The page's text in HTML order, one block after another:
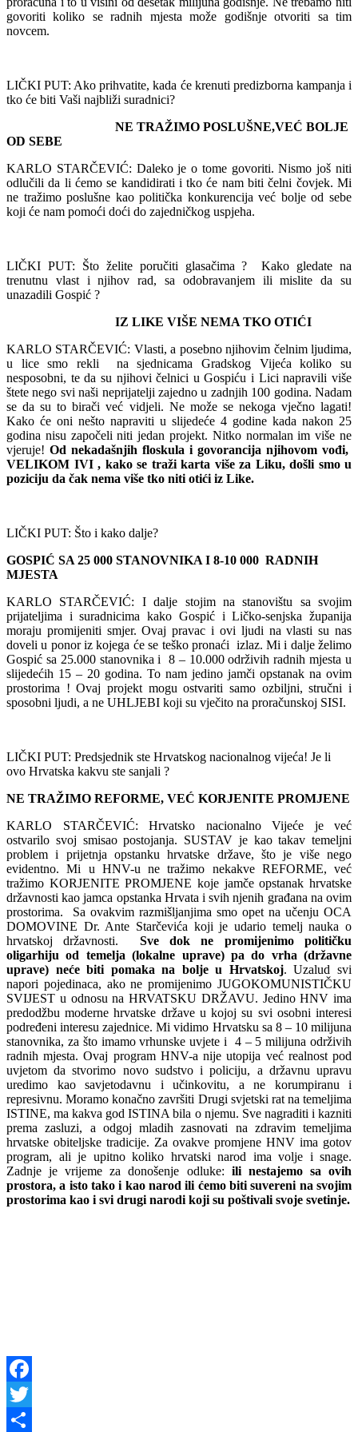
govoriti koliko se radnih mjesta može godišnje otvoriti sa tim
novcem.
LIČKI PUT: Ako prihvatite, kada će krenuti predizborna kampanja i
tko će biti Vaši najbliži suradnici?
NE TRAŽIMO POSLUŠNE,VEĆ BOLJE
OD SEBE
KARLO STARČEVIĆ: Daleko je o tome govoriti. Nismo još niti
odlučili da li ćemo se kandidirati i tko će nam biti čelni čovjek. Mi
ne tražimo poslušne kao politička konkurencija već bolje od sebe
koji će nam pomoći doći do zajedničkog uspjeha.
LIČKI PUT: Što želite poručiti glasačima ? Kako gledate na
trenutnu vlast i njihov rad, sa odobravanjem ili mislite da su
unazadili Gospić ?
IZ LIKE VIŠE NEMA TKO OTIĆI
KARLO STARČEVIĆ: Vlasti, a posebno njihovim čelnim ljudima,
u lice smo rekli na sjednicama Gradskog Vijeća koliko su
nesposobni, te da su njihovi čelnici u Gospiću i Lici napravili više
štete nego svi naši neprijatelji zajedno u zadnjih 100 godina. Nadam
se da su to birači već vidjeli. Ne može se nekoga vječno lagati!
Kako će oni nešto napraviti u slijedeće 4 godine kada nakon 25
godina nisu započeli niti jedan projekt. Nitko normalan im više ne
vjeruje! Od nekadašnjih floskula i govorancija njihovom vođi,
VELIKOM IVI , kako se traži karta više za Liku, došli smo u
poziciju da čak nema više tko niti otići iz Like.
LIČKI PUT: Što i kako dalje?
GOSPIĆ SA 25 000 STANOVNIKA I 8-10 000 RADNIH
MJESTA
KARLO STARČEVIĆ: I dalje stojim na stanovištu sa svojim
prijateljima i suradnicima kako Gospić i Ličko-senjska županija
moraju promijeniti smjer. Ovaj pravac i ovi ljudi na vlasti su nas
doveli u ponor iz kojega će se teško pronaći izlaz. Mi i dalje želimo
Gospić sa 25.000 stanovnika i 8 – 10.000 održivih radnih mjesta u
slijedećih 15 – 20 godina. To nam jedino jamči opstanak na ovim
prostorima ! Ovaj projekt mogu ostvariti samo ozbiljni, stručni i
sposobni ljudi, a ne UHLJEBI koji su vječito na proračunskoj SISI.
LIČKI PUT: Predsjednik ste Hrvatskog nacionalnog vijeća! Je li
ovo Hrvatska kakvu ste sanjali ?
NE TRAŽIMO REFORME, VEĆ KORJENITE PROMJENE
KARLO STARČEVIĆ: Hrvatsko nacionalno Vijeće je već
ostvarilo svoj smisao postojanja. SUSTAV je kao takav temeljni
problem i prijetnja opstanku hrvatske države, što je više nego
evidentno. Mi u HNV-u ne tražimo nekakve REFORME, već
tražimo KORJENITE PROMJENE koje jamče opstanak hrvatske
državnosti kao jamca opstanka Hrvata i svih njenih građana na ovim
prostorima. Sa ovakvim razmišljanjima smo opet na učenju OCA
DOMOVINE Dr. Ante Starčevića koji je udario temelj nauka o
hrvatskoj državnosti. Sve dok ne promijenimo političku
oligarhiju od temelja (lokalne uprave) pa do vrha (državne
uprave) neće biti pomaka na bolje u Hrvatskoj. Uzalud svi
napori pojedinaca, ako ne promijenimo JUGOKOMUNISTIČKU
SVIJEST u odnosu na HRVATSKU DRŽAVU. Jedino HNV ima
predodžbu moderne hrvatske države u kojoj su svi osobni interesi
podređeni interesu zajednice. Mi vidimo Hrvatsku sa 8 – 10 milijuna
stanovnika, za što imamo vrhunske uvjete i 4 – 5 milijuna održivih
radnih mjesta. Ovaj program HNV-a nije utopija već realnost pod
uvjetom da stvorimo novo sudstvo i policiju, a državnu upravu
uredimo kao savjetodavnu i učinkovitu, a ne korumpiranu i
represivnu. Moramo konačno završiti Drugi svjetski rat na temeljima
ISTINE, ma kakva god ISTINA bila o njemu. Sve nagraditi i kazniti
prema zasluzi, a odgoj mladih zasnovati na zdravim temeljima
hrvatske obiteljske tradicije. Za ovakve promjene HNV ima gotov
program, ali je upitno koliko hrvatski narod ima volje i snage.
Zadnje je vrijeme za donošenje odluke: ili nestajemo sa ovih
prostora, a isto tako i kao narod ili ćemo biti suvereni na svojim
prostorima kao i svi drugi narodi koji su poštivali svoje svetinje.
Facebook
Twitter